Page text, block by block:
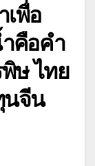
เพื่อ
คือคำ
ษ ไทย
นจีน